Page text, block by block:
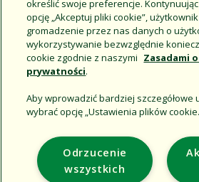
D42060-Basket Filter Tech
Spec
Support
Corporate
określić swoje preferencje.
opcję „Akceptuj pliki cookie”,
gromadzenie przez nas danych o
wykorzystywanie bezwzględnie
cookie zgodnie z naszymi Zasadami
prywatności.
Aby wprowadzić bardziej szczegółowe
wybrać opcję „Ustawienia plików cookie.
Odrzucenie
wszystkich